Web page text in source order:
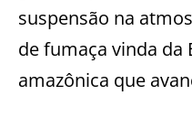
suspensão na
de fumaça vinda da
amazônica que